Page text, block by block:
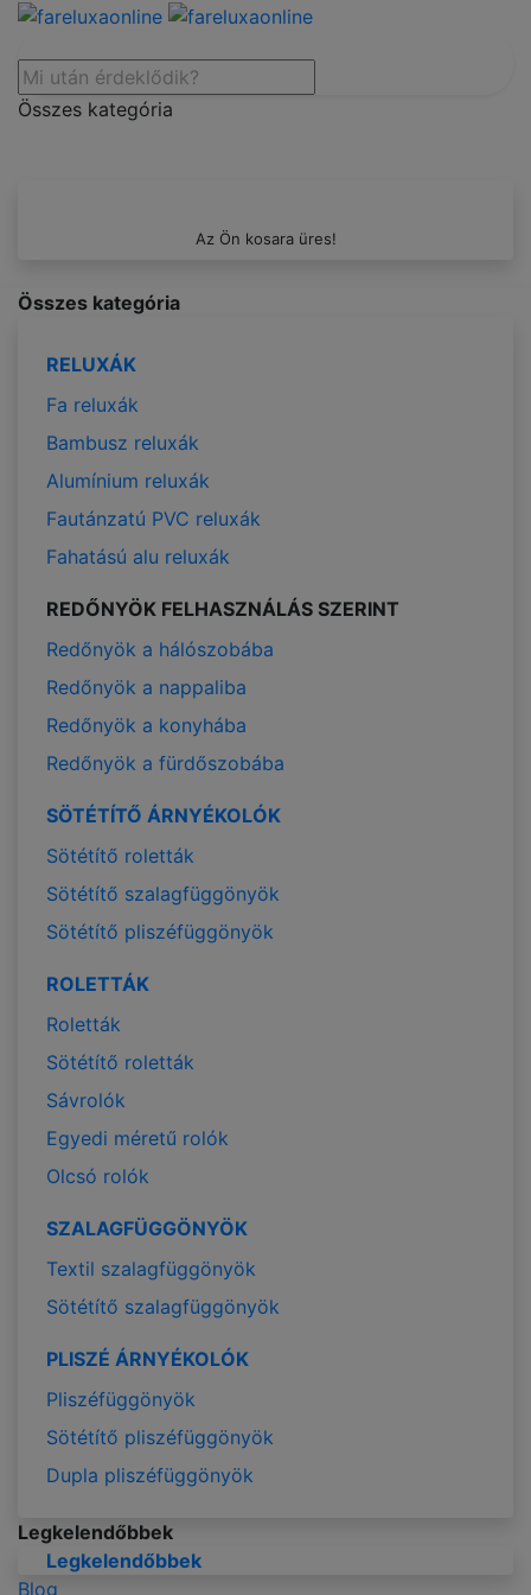
Összes kategória
Az Ön kosara üres!
Összes kategória
RELUXÁK
Fa reluxák
Bambusz reluxák
Alumínium reluxák
Fautánzatú PVC reluxák
Fahatású alu reluxák
REDŐNYÖK FELHASZNÁLÁS SZERINT
Redőnyök a hálószobába
Redőnyök a nappaliba
Redőnyök a konyhába
Redőnyök a fürdőszobába
SÖTÉTÍTŐ ÁRNYÉKOLÓK
Sötétítő roletták
Sötétítő szalagfüggönyök
Sötétítő pliszéfüggönyök
ROLETTÁK
Roletták
Sötétítő roletták
Sávrolók
Egyedi méretű rolók
Olcsó rolók
SZALAGFÜGGÖNYÖK
Textil szalagfüggönyök
Sötétítő szalagfüggönyök
PLISZÉ ÁRNYÉKOLÓK
Pliszéfüggönyök
Sötétítő pliszéfüggönyök
Dupla pliszéfüggönyök
Legkelendőbbek
Legkelendőbbek
Blog